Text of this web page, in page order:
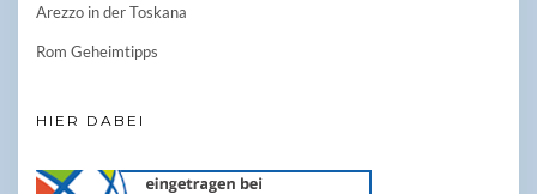
Arezzo in der Toskana
Rom Geheimtipps
HIER DABEI